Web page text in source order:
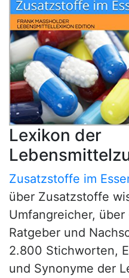
Lexikon der
Zusatzstoffe im
über Zusatzstoffe
Umfangreicher,
Ratgeber und
2.800 Stichworten,
und Synonyme der